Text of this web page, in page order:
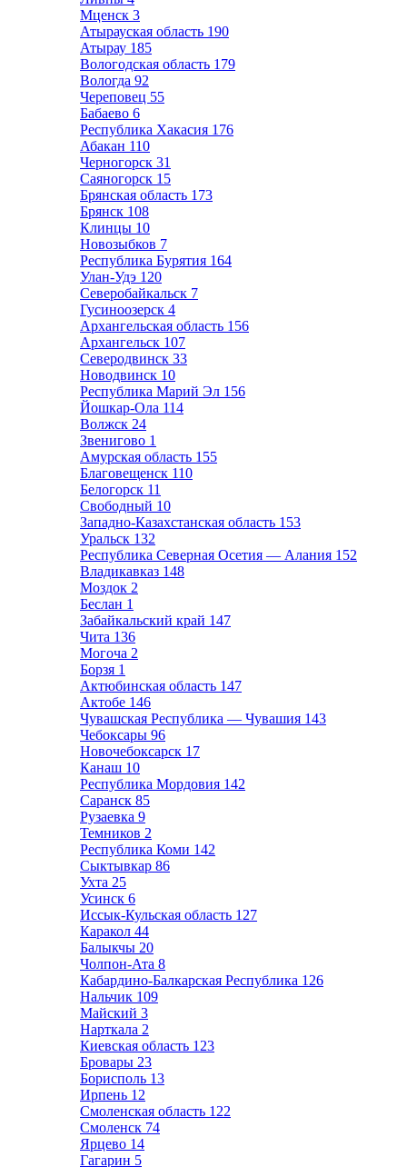
Мценск 3
Атырауская область 190
Атырау 185
Вологодская область 179
Вологда 92
Череповец 55
Бабаево 6
Республика Хакасия 176
Абакан 110
Черногорск 31
Саяногорск 15
Брянская область 173
Брянск 108
Клинцы 10
Новозыбков 7
Республика Бурятия 164
Улан-Удэ 120
Северобайкальск 7
Гусиноозерск 4
Архангельская область 156
Архангельск 107
Северодвинск 33
Новодвинск 10
Республика Марий Эл 156
Йошкар-Ола 114
Волжск 24
Звенигово 1
Амурская область 155
Благовещенск 110
Белогорск 11
Свободный 10
Западно-Казахстанская область 153
Уральск 132
Республика Северная Осетия — Алания 152
Владикавказ 148
Моздок 2
Беслан 1
Забайкальский край 147
Чита 136
Могоча 2
Борзя 1
Актюбинская область 147
Актобе 146
Чувашская Республика — Чувашия 143
Чебоксары 96
Новочебоксарск 17
Канаш 10
Республика Мордовия 142
Саранск 85
Рузаевка 9
Темников 2
Республика Коми 142
Сыктывкар 86
Ухта 25
Усинск 6
Иссык-Кульская область 127
Каракол 44
Балыкчы 20
Чолпон-Ата 8
Кабардино-Балкарская Республика 126
Нальчик 109
Майский 3
Нарткала 2
Киевская область 123
Бровары 23
Борисполь 13
Ирпень 12
Смоленская область 122
Смоленск 74
Ярцево 14
Гагарин 5